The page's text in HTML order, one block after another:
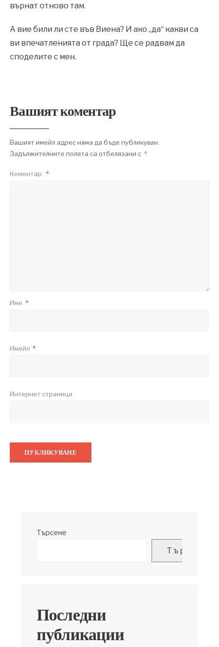
върнат отново там.
А вие били ли сте във Виена? И ако „да“ какви са
ви впечатленията от града? Ще се радвам да
споделите с мен.
Вашият коментар
Вашият имейл адрес няма да бъде публикуван.
Задължителните полета са отбелязани с *
Коментар: *
Име *
Имейл *
Интернет страница
Търсене
Търсене
Последни
публикации